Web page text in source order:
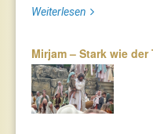
Weiterlesen
Mirjam – Stark wie